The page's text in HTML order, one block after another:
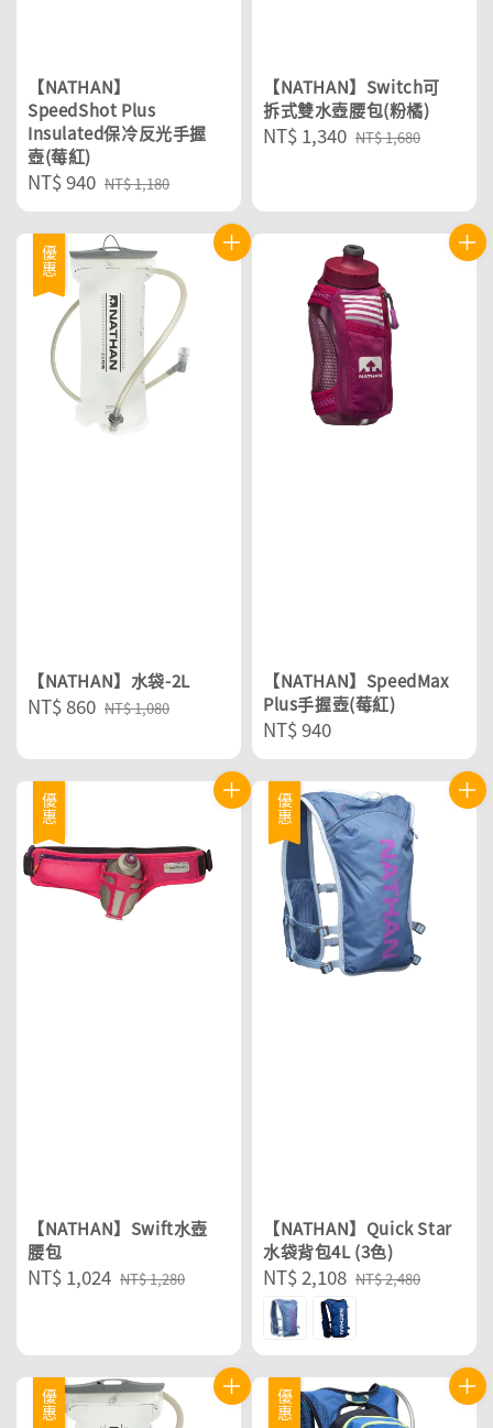
【NATHAN】
SpeedShot Plus
Insulated保冷反光手握
壺(莓紅)
Sale
price
NT$ 940 Regular
price
NT$ 1,180
【NATHAN】Switch可
拆式雙水壺腰包(粉橘)
Sale
NT$ 1,340 Regular
NT$ 1,680
優惠
【NATHAN】水袋-2L
Sale
NT$ 860 Regular
NT$ 1,080
【NATHAN】SpeedMax
Plus手握壺(莓紅)
Regular
price
NT$ 940
優惠
【NATHAN】Swift水壺
腰包
Sale
NT$ 1,024 Regular
NT$ 1,280
優惠
【NATHAN】Quick Star
水袋背包4L (3色)
Sale
price
NT$ 2,108 Regular
NT$ 2,480
優惠 優惠